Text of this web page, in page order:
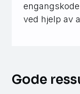
ved hjelp av
Gode